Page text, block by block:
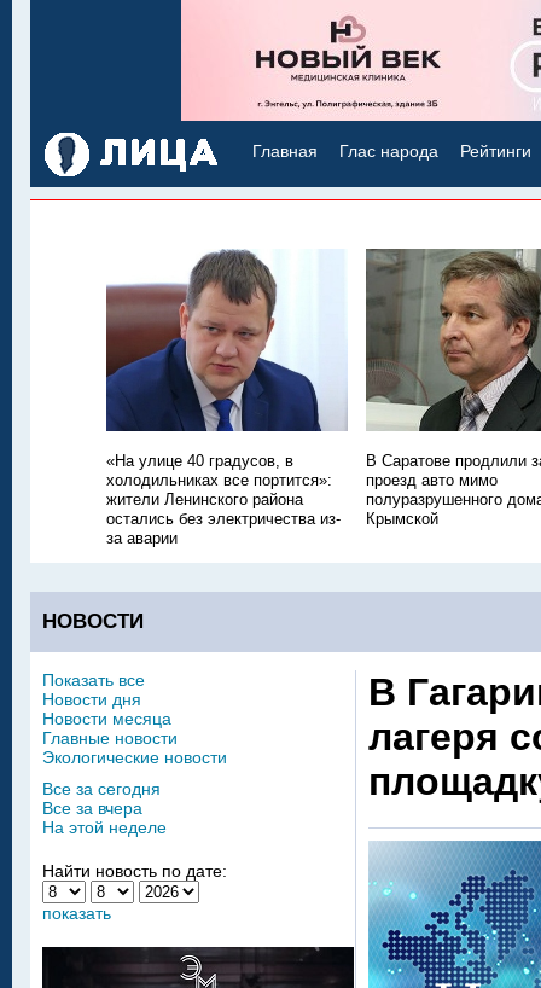
Главная Глас народа Рейтинги
«На улице 40 градусов, в
холодильниках все портится»:
жители Ленинского района
остались без электричества из-
за аварии
В Саратове продлили
проезд авто мимо
полуразрушенного
Крымской
НОВОСТИ
В
лагеря
Показать все
Новости дня
Новости месяца
Главные новости
Экологические новости
Все за сегодня
Все за вчера
На этой неделе
Найти новость по дате:
показать